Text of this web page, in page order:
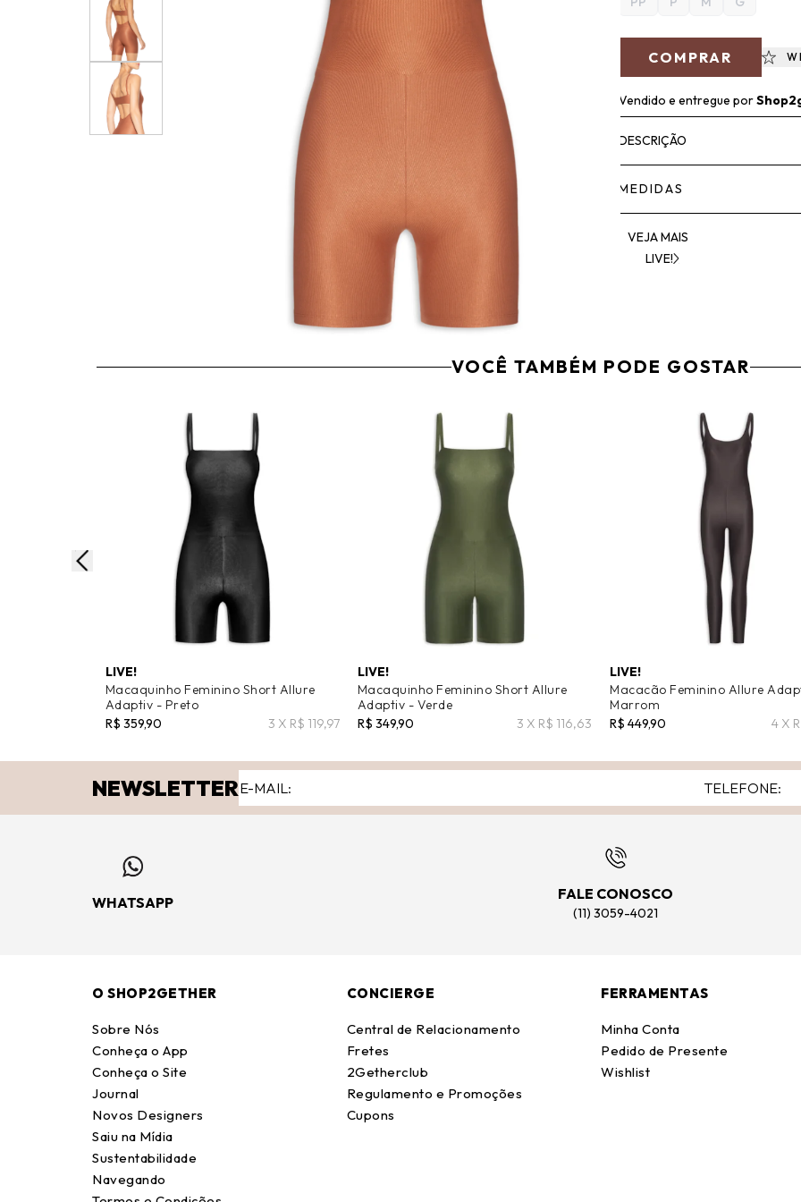
COMPRAR
Vendido e entregue por
DESCRIÇÃO
MEDIDAS
VEJA MAIS
LIVE!
VOCÊ TAMBÉM PODE GOSTAR
LIVE!
Macaquinho Feminino Short Allure
Adaptiv - Preto
R$ 359,90
3 X R$ 119,97
LIVE!
Macaquinho Feminino Short Allure
Adaptiv - Verde
R$ 349,90
3 X R$ 116,63
LIVE!
Macacão Feminino Allure
Marrom
R$ 449,90
4 X
NEWSLETTER
WHATSAPP
FALE CONOSCO
(11) 3059-4021
O SHOP2GETHER
Sobre Nós
Conheça o App
Conheça o Site
Journal
Novos Designers
Saiu na Mídia
Sustentabilidade
Navegando
CONCIERGE
Central de Relacionamento
Fretes
2Getherclub
Regulamento e Promoções
Cupons
FERRAMENTAS
Minha Conta
Pedido de Presente
Wishlist